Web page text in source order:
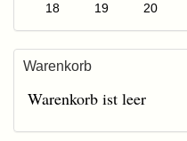
18 19 20
Warenkorb
Warenkorb ist leer